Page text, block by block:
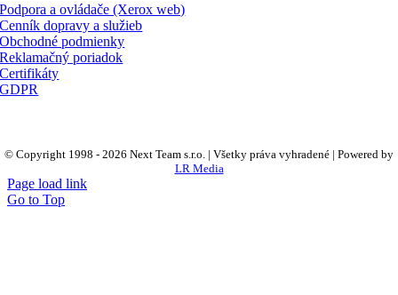
Podpora a ovládače (Xerox web)
Cenník dopravy a služieb
Obchodné podmienky
Reklamačný poriadok
Certifikáty
GDPR
© Copyright 1998 - 2026 Next Team s.r.o. | Všetky práva vyhradené | Powered by
LR Media
Page load link
Go to Top